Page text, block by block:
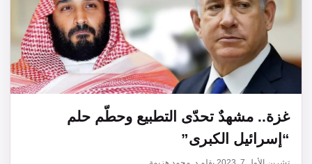
غزة.. مشهدٌ تحدّى التطبيع وحطّم حلم
“إسرائيل الكبرى”